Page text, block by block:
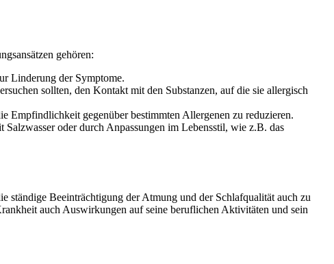
gehören:
Linderung der Symptome.
sollten, den Kontakt mit den Substanzen, auf die sie allergisch
Empfindlichkeit gegenüber bestimmten Allergenen zu reduzieren.
oder durch Anpassungen im Lebensstil, wie z.B. das
ständige Beeinträchtigung der Atmung und der Schlafqualität auch zu
auch Auswirkungen auf seine beruflichen Aktivitäten und sein